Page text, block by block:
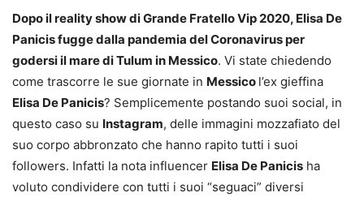
Dopo il reality show di Grande Fratello Vip 2020, Elisa De
Panicis fugge dalla pandemia del Coronavirus per
godersi il mare di Tulum in Messico. Vi state chiedendo
come trascorre le sue giornate in Messico l’ex gieffina
Elisa De Panicis? Semplicemente postando suoi social, in
questo caso su Instagram, delle immagini mozzafiato del
suo corpo abbronzato che hanno rapito tutti i suoi
followers. Infatti la nota influencer Elisa De Panicis ha
voluto condividere con tutti i suoi “seguaci” diversi